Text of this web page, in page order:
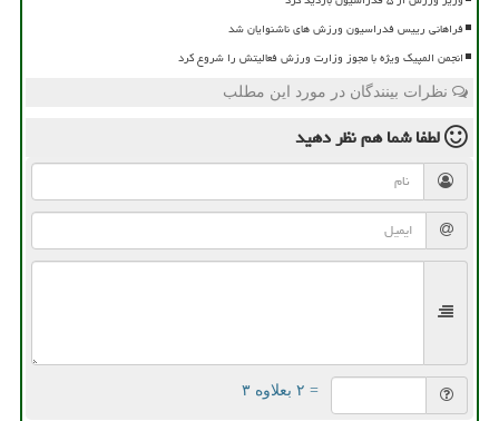
فراهانی رییس فدراسیون ورزش های ناشنوایان شد
انجمن المپیک ویژه با مجوز وزارت ورزش فعالیتش را شروع کرد
نظرات بینندگان در مورد این مطلب
لطفا شما همنظر دهید
= ۲ بعلاوه ۳